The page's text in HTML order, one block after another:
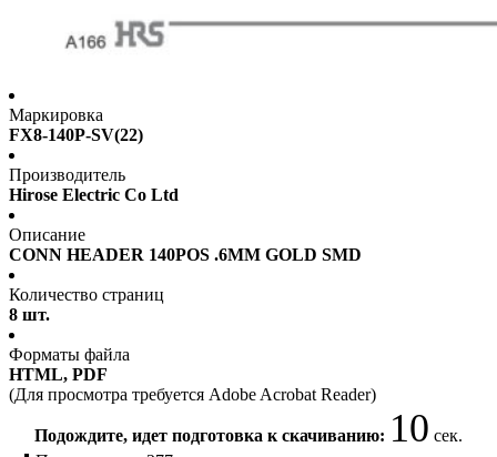
Маркировка
FX8-140P-SV(22)
Производитель
Hirose Electric Co Ltd
Описание
CONN HEADER 140POS .6MM GOLD SMD
Количество страниц
8 шт.
Форматы файла
HTML, PDF
(Для просмотра требуется Adobe Acrobat Reader)
Подождите, идет подготовка к скачиванию: 10 сек.